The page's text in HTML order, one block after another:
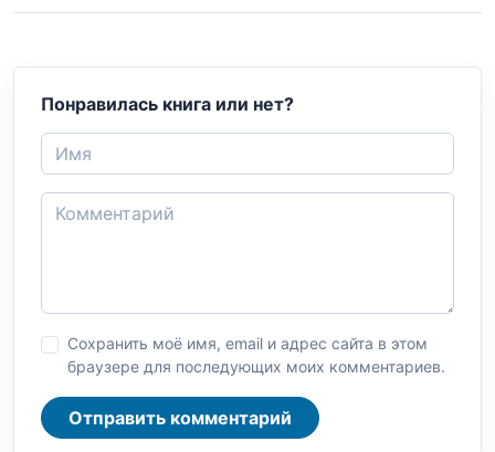
Понравилась книга или нет?
Сохранить моё имя, email и адрес сайта в этом
браузере для последующих моих комментариев.
Отправить комментарий